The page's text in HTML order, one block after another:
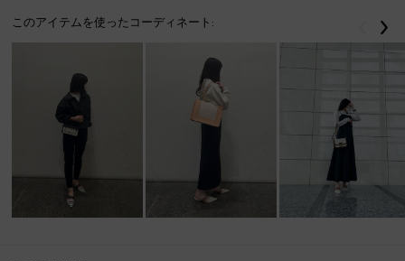
このアイテムを使ったコーディネート: 戻る